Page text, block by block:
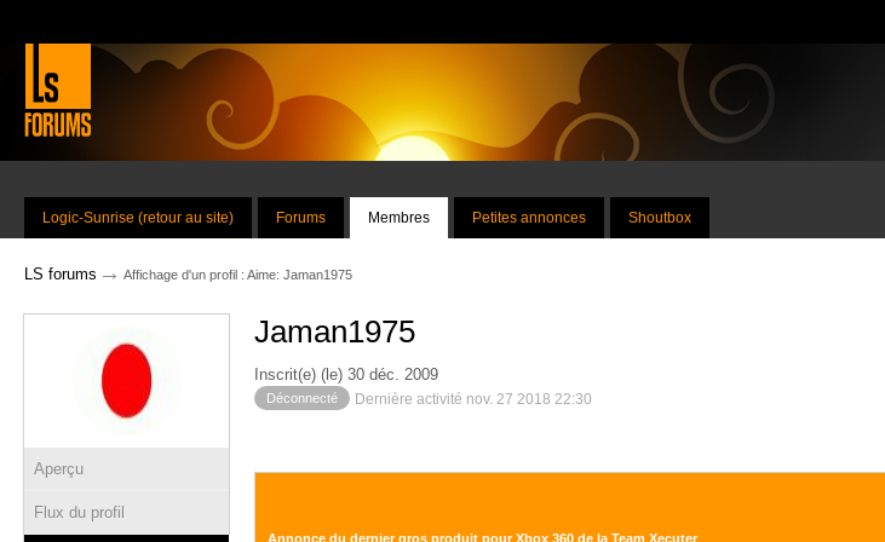
Logic-Sunrise (retour au site) Forums Membres Petites annonces Shoutbox
LS forums → Affichage d'un profil : Aime: Jaman1975
Aperçu
Flux du profil
Jaman1975
Inscrit(e) (le) 30 déc. 2009
Déconnecté Dernière activité nov. 27 2018 22:30
Annonce du dernier gros produit pour Xbox 360 de la Team Xecuter